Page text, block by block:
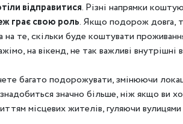
відправитися. Різні напрямки
грає свою роль. Якщо подорож довга,
а на те, скільки буде коштувати
на вікенд, не так важливі внутрішні
багато подорожувати, змінюючи
значно більше, ніж якщо ви
місцевих жителів, гуляючи вулицями